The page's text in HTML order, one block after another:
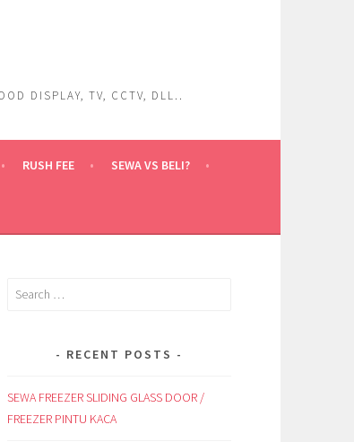
DISPLAY, TV, CCTV, DLL..
RUSH FEE SEWA VS BELI?
Search
RECENT POSTS
SEWA FREEZER SLIDING GLASS DOOR /
FREEZER PINTU KACA